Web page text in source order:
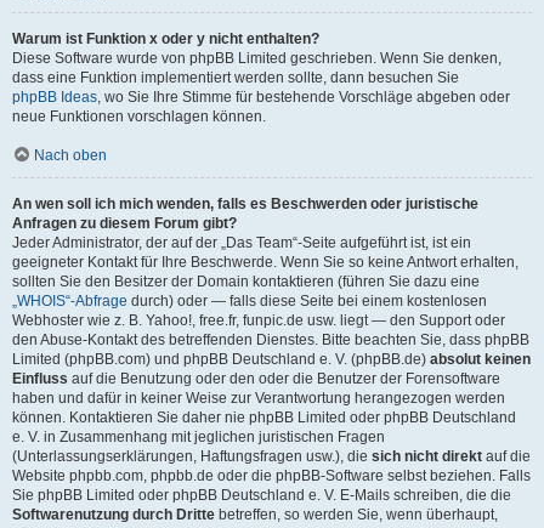
Warum ist Funktion x oder y nicht enthalten?
Diese Software wurde von phpBB Limited geschrieben. Wenn Sie denken,
dass eine Funktion implementiert werden sollte, dann besuchen Sie
phpBB Ideas, wo Sie Ihre Stimme für bestehende Vorschläge abgeben oder
neue Funktionen vorschlagen können.
Nach oben
An wen soll ich mich wenden, falls es Beschwerden oder juristische
Anfragen zu diesem Forum gibt?
Jeder Administrator, der auf der „Das Team“-Seite aufgeführt ist, ist ein
geeigneter Kontakt für Ihre Beschwerde. Wenn Sie so keine Antwort erhalten,
sollten Sie den Besitzer der Domain kontaktieren (führen Sie dazu eine
„WHOIS“-Abfrage durch) oder — falls diese Seite bei einem kostenlosen
Webhoster wie z. B. Yahoo!, free.fr, funpic.de usw. liegt — den Support oder
den Abuse-Kontakt des betreffenden Dienstes. Bitte beachten Sie, dass phpBB
Limited (phpBB.com) und phpBB Deutschland e. V. (phpBB.de) absolut keinen
Einfluss auf die Benutzung oder den oder die Benutzer der Forensoftware
haben und dafür in keiner Weise zur Verantwortung herangezogen werden
können. Kontaktieren Sie daher nie phpBB Limited oder phpBB Deutschland
e. V. in Zusammenhang mit jeglichen juristischen Fragen
(Unterlassungserklärungen, Haftungsfragen usw.), die sich nicht direkt auf die
Website phpbb.com, phpbb.de oder die phpBB-Software selbst beziehen. Falls
Sie phpBB Limited oder phpBB Deutschland e. V. E-Mails schreiben, die die
Softwarenutzung durch Dritte betreffen, so werden Sie, wenn überhaupt,